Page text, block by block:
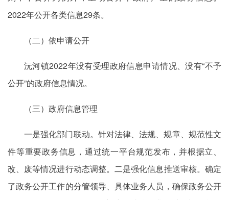
2022年公开各类信息29条。
（二）依申请公开
沅河镇2022年没有受理政府信息申请情况、没有“不予
公开”的政府信息情况。
（三）政府信息管理
一是强化部门联动。针对法律、法规、规章、规范性文
件等重要政务信息，通过统一平台规范发布，并根据立、
改、废等情况进行动态调整。二是强化信息推送审核。确定
了政务公开工作的分管领导、具体业务人员，确保政务公开